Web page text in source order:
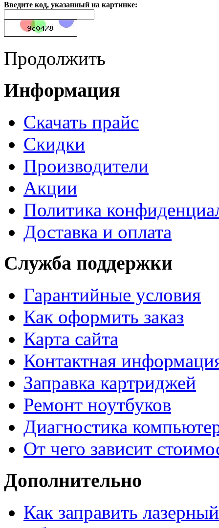
Введите код, указанный на картинке:
Продолжить
Информация
Cкачать прайс
Скидки
Производители
Акции
Политика
Доставка и оплата
Служба поддержки
Гарантийные условия
Как оформить заказ
Карта сайта
Контактная
Заправка картриджей
Ремонт ноутбуков
Диагностика
От чего зависит
Дополнительно
Как заправить